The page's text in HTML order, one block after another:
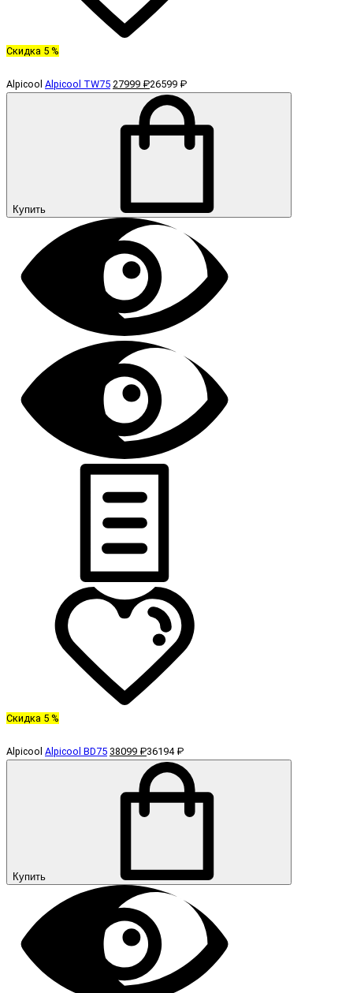
Скидка 5 %
Alpicool Alpicool TW75 27999 ₽26599 ₽
Купить
Скидка 5 %
Alpicool Alpicool BD75 38099 ₽36194 ₽
Купить